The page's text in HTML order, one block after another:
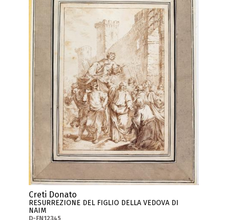
Creti Donato
RESURREZIONE DEL FIGLIO DELLA VEDOVA DI
NAIM
D-FN12345